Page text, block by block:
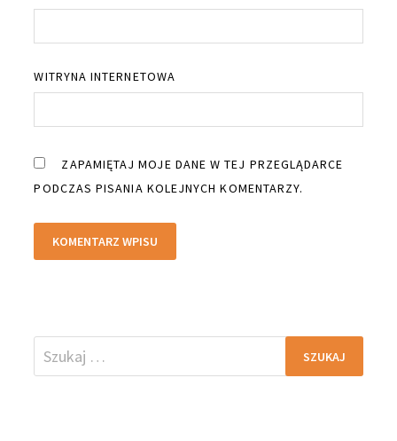
WITRYNA INTERNETOWA
ZAPAMIĘTAJ MOJE DANE W TEJ PRZEGLĄDARCE
PODCZAS PISANIA KOLEJNYCH KOMENTARZY.
Szukaj: